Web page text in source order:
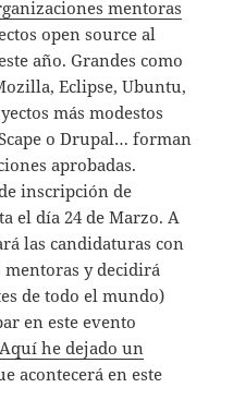
mentoras
open source al
año. Grandes como
Eclipse, Ubuntu,
más modestos
o Drupal… forman
aprobadas.
inscripción de
el día 24 de Marzo. A
las candidaturas con
mentoras y decidirá
de todo el mundo)
en este evento
Aquí he dejado un
acontecerá en este